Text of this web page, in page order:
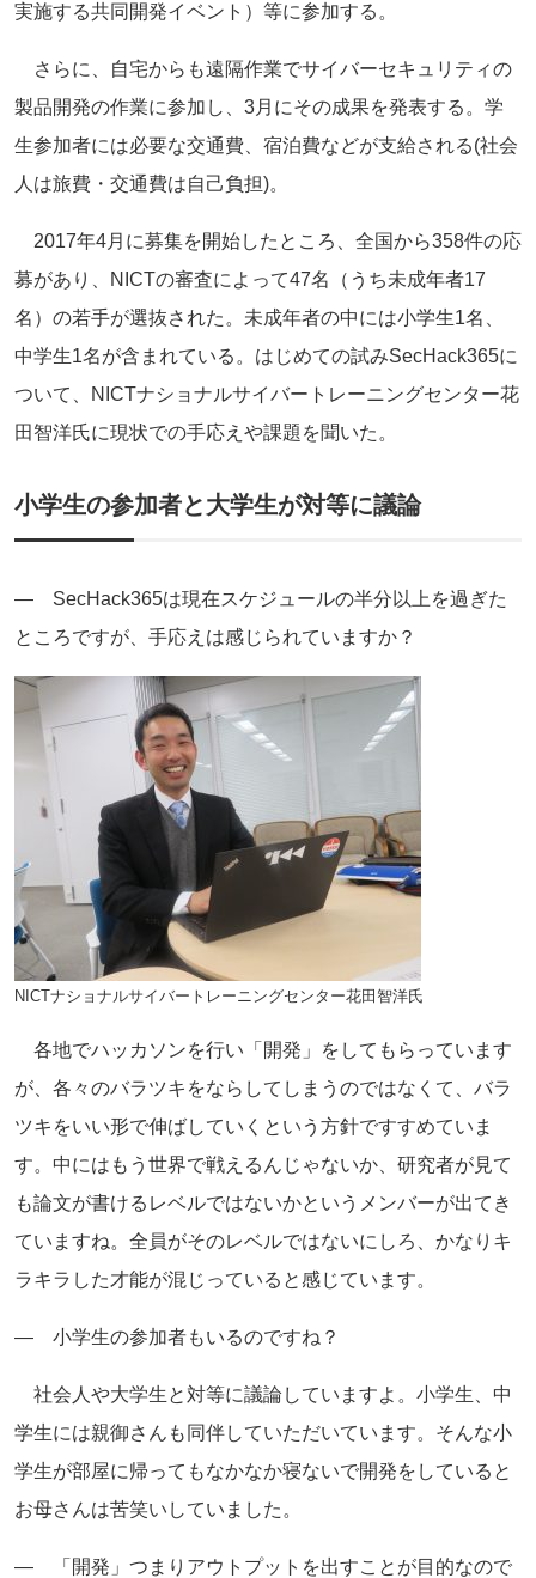
実施する共同開発イベント）等に参加する。
さらに、自宅からも遠隔作業でサイバーセキュリティの
製品開発の作業に参加し、3月にその成果を発表する。学
生参加者には必要な交通費、宿泊費などが支給される(社会
人は旅費・交通費は自己負担)。
2017年4月に募集を開始したところ、全国から358件の応
募があり、NICTの審査によって47名（うち未成年者17
名）の若手が選抜された。未成年者の中には小学生1名、
中学生1名が含まれている。はじめての試みSecHack365に
ついて、NICTナショナルサイバートレーニングセンター花
田智洋氏に現状での手応えや課題を聞いた。
小学生の参加者と大学生が対等に議論
― SecHack365は現在スケジュールの半分以上を過ぎた
ところですが、手応えは感じられていますか？
NICTナショナルサイバートレーニングセンター花田智洋氏
各地でハッカソンを行い「開発」をしてもらっています
が、各々のバラツキをならしてしまうのではなくて、バラ
ツキをいい形で伸ばしていくという方針ですすめていま
す。中にはもう世界で戦えるんじゃないか、研究者が見て
も論文が書けるレベルではないかというメンバーが出てき
ていますね。全員がそのレベルではないにしろ、かなりキ
ラキラした才能が混じっていると感じています。
― 小学生の参加者もいるのですね？
社会人や大学生と対等に議論していますよ。小学生、中
学生には親御さんも同伴していただいています。そんな小
学生が部屋に帰ってもなかなか寝ないで開発をしていると
お母さんは苦笑いしていました。
― 「開発」つまりアウトプットを出すことが目的なので